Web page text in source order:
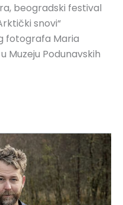
beogradski festival
snovi“
fotografa Maria
Muzeju Podunavskih